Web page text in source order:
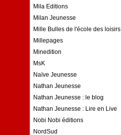
Mila Editions
Milan Jeunesse
Mille Bulles de l'école des loisirs
Millepages
Minedition
MsK
Naïve Jeunesse
Nathan Jeunesse
Nathan Jeunesse : le blog
Nathan Jeunesse : Lire en Live
Nobi Nobi éditions
NordSud